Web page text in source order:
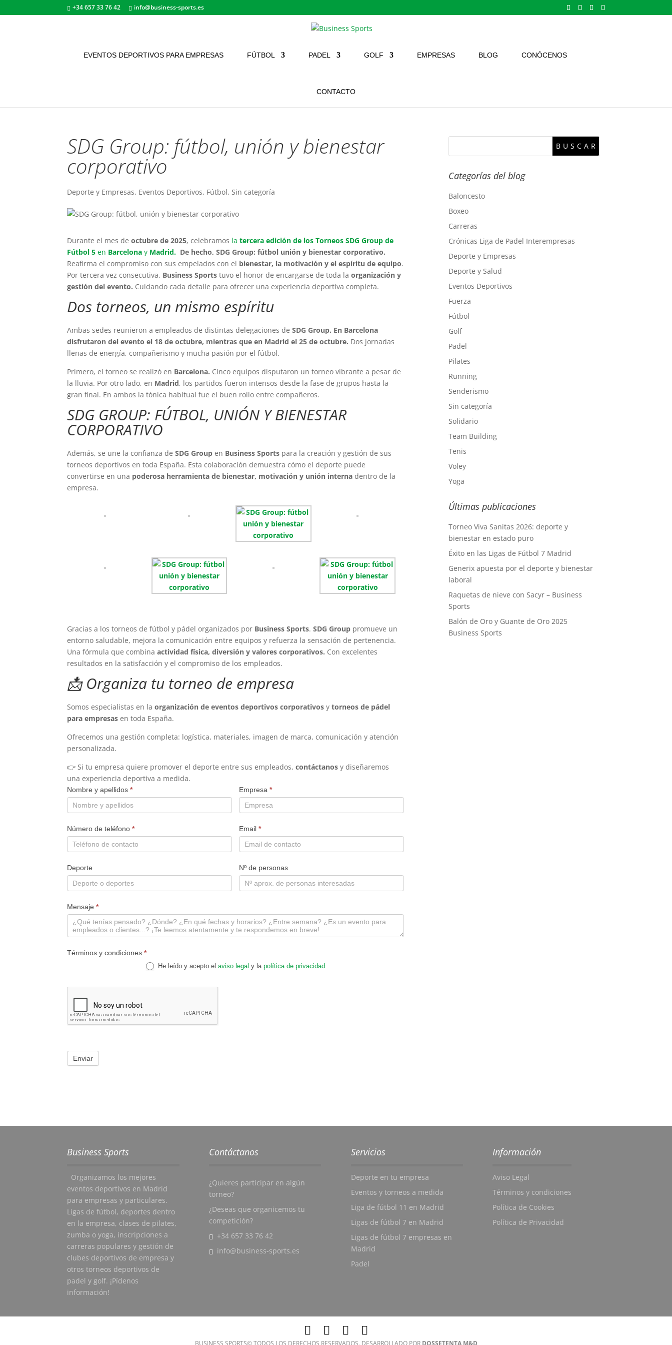
+34 657 33 76 42 info@business-sports.es
EVENTOS DEPORTIVOS PARA EMPRESAS FÚTBOL PADEL GOLF EMPRESAS BLOG CONÓCENOS
CONTACTO
SDG Group: fútbol, unión y bienestar
corporativo
Deporte y Empresas, Eventos Deportivos, Fútbol, Sin categoría
Durante el mes deoctubre de 2025, celebramos latercera edición de los Torneos SDG Group de
Fútbol 5 en Barcelona y Madrid. De hecho, SDG Group: fútbol unión y bienestar corporativo.
Reafirma el compromiso con sus empelados con el bienestar, la motivación y el espíritu de equipo.
Por tercera vez consecutiva, Business Sports tuvo el honor de encargarse de toda laorganización y
gestión del evento. Cuidando cada detalle para ofrecer una experiencia deportiva completa.
Dos torneos, un mismo espíritu
Ambas sedes reunieron a empleados de distintas delegaciones deSDG Group. En Barcelona
disfrutaron del evento el 18 de octubre, mientras que en Madrid el 25 de octubre. Dos jornadas
llenas de energía, compañerismo y mucha pasión por el fútbol.
Primero, el torneo se realizó en Barcelona. Cinco equipos disputaron un torneo vibrante a pesar de
la lluvia. Por otro lado, en Madrid, los partidos fueron intensos desde la fase de grupos hasta la
gran final. En ambos la tónica habitual fue el buen rollo entre compañeros.
SDG GROUP: FÚTBOL, UNIÓN Y BIENESTAR
CORPORATIVO
Además, se une la confianza deSDG Group en Business Sports para la creación y gestión de sus
torneos deportivos en toda España. Esta colaboración demuestra cómo el deporte puede
convertirse en una poderosa herramienta de bienestar, motivación y unión interna dentro de la
empresa.
Gracias a los torneos de fútbol y pádel organizados por Business Sports.SDG Group promueve un
entorno saludable, mejora la comunicación entre equipos y refuerza la sensación de pertenencia.
Una fórmula que combinaactividad física, diversión y valores corporativos. Con excelentes
resultados en la satisfacción y el compromiso de los empleados.
📩 Organiza tu torneo de empresa
Somos especialistas en laorganización de eventos deportivos corporativos ytorneos de pádel
para empresas en toda España.
Ofrecemos una gestión completa: logística, materiales, imagen de marca, comunicación y atención
personalizada.
👉 Si tu empresa quiere promover el deporte entre sus empleados,contáctanos y diseñaremos
una experiencia deportiva a medida.
Nombre y apellidos* Empresa *
Número de teléfono* Email *
Deporte Nº de personas
Mensaje*
Términos y condiciones*
He leído y acepto el aviso legal y la política de privacidad
Enviar
Categorías del blog
Baloncesto
Boxeo
Carreras
Crónicas Liga de Padel Interempresas
Deporte y Empresas
Deporte y Salud
Eventos Deportivos
Fuerza
Fútbol
Golf
Padel
Pilates
Running
Senderismo
Sin categoría
Solidario
Team Building
Tenis
Voley
Yoga
Últimas publicaciones
Torneo Viva Sanitas 2026: deporte y
bienestar en estado puro
Éxito en las Ligas de Fútbol 7 Madrid
Generix apuesta por el deporte y bienestar
laboral
Raquetas de nieve con Sacyr – Business
Sports
Balón de Oro y Guante de Oro 2025
Business Sports
Business Sports
Organizamos los mejores
eventos deportivos en Madrid
para empresas y particulares.
Ligas de fútbol, deportes dentro
en la empresa, clases de pilates,
zumba o yoga, inscripciones a
carreras populares y gestión de
clubes deportivos de empresa y
otros torneos deportivos de
padel y golf. ¡Pídenos
información!
Contáctanos
¿Quieres participar en algún
torneo?
¿Deseas que organicemos tu
competición?
+34 657 33 76 42
info@business-sports.es
Servicios
Deporte en tu empresa
Eventos y torneos a medida
Liga de fútbol 11 en Madrid
Ligas de fútbol 7 en Madrid
Ligas de fútbol 7 empresas en
Madrid
Padel
Información
Aviso Legal
Términos y condiciones
Política de Cookies
Política de Privacidad